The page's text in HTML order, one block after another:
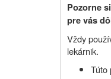
Pozorne
pre vás
Vždy
lekárnik.
Túto